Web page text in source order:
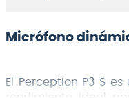
Micrófono
El Perception P3 S es